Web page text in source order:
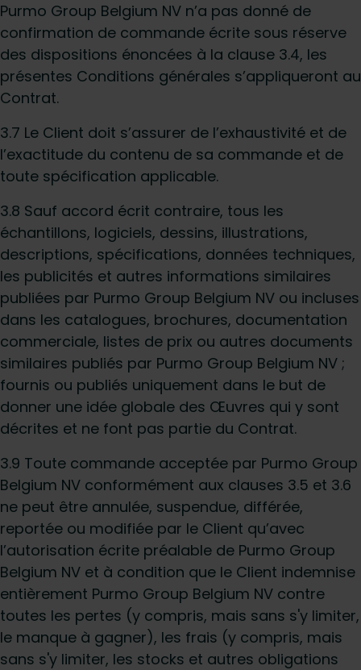
Purmo Group Belgium NV n’a pas donné de
confirmation de commande écrite sous réserve
des dispositions énoncées à la clause 3.4, les
présentes Conditions générales s’appliqueront au
Contrat.
3.7 Le Client doit s’assurer de l’exhaustivité et de
l’exactitude du contenu de sa commande et de
toute spécification applicable.
3.8 Sauf accord écrit contraire, tous les
échantillons, logiciels, dessins, illustrations,
descriptions, spécifications, données techniques,
les publicités et autres informations similaires
publiées par Purmo Group Belgium NV ou incluses
dans les catalogues, brochures, documentation
commerciale, listes de prix ou autres documents
similaires publiés par Purmo Group Belgium NV ;
fournis ou publiés uniquement dans le but de
donner une idée globale des Œuvres qui y sont
décrites et ne font pas partie du Contrat.
3.9 Toute commande acceptée par Purmo Group
Belgium NV conformément aux clauses 3.5 et 3.6
ne peut être annulée, suspendue, différée,
reportée ou modifiée par le Client qu’avec
l’autorisation écrite préalable de Purmo Group
Belgium NV et à condition que le Client indemnise
entièrement Purmo Group Belgium NV contre
toutes les pertes (y compris, mais sans s'y limiter,
le manque à gagner), les frais (y compris, mais
sans s'y limiter, les stocks et autres obligations